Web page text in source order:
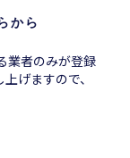
から
業者のみが登録
げますので、